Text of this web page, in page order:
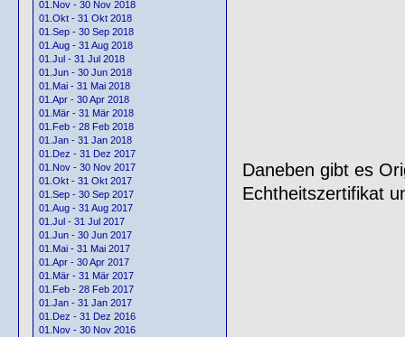
01.Nov - 30 Nov 2018
01.Okt - 31 Okt 2018
01.Sep - 30 Sep 2018
01.Aug - 31 Aug 2018
01.Jul - 31 Jul 2018
01.Jun - 30 Jun 2018
01.Mai - 31 Mai 2018
01.Apr - 30 Apr 2018
01.Mär - 31 Mär 2018
01.Feb - 28 Feb 2018
01.Jan - 31 Jan 2018
01.Dez - 31 Dez 2017
01.Nov - 30 Nov 2017
01.Okt - 31 Okt 2017
01.Sep - 30 Sep 2017
01.Aug - 31 Aug 2017
01.Jul - 31 Jul 2017
01.Jun - 30 Jun 2017
01.Mai - 31 Mai 2017
01.Apr - 30 Apr 2017
01.Mär - 31 Mär 2017
01.Feb - 28 Feb 2017
01.Jan - 31 Jan 2017
01.Dez - 31 Dez 2016
01.Nov - 30 Nov 2016
Daneben gibt es
Echtheitszertifikat